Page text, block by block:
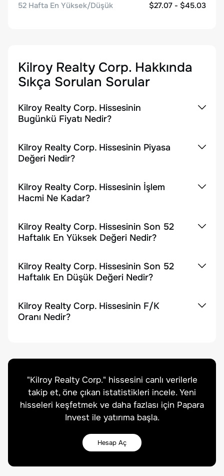
52 Hafta En Yüksek/Düşük
$27.07 - $45.03
Kilroy Realty Corp. Hakkında
Sıkça Sorulan Sorular
Kilroy Realty Corp. Hissesinin
Bugünkü Fiyatı Nedir?
Kilroy Realty Corp. Hissesinin Piyasa
Değeri Nedir?
Kilroy Realty Corp. Hissesinin İşlem
Hacmi Ne Kadar?
Kilroy Realty Corp. Hissesinin Son 52
Haftalık En Yüksek Değeri Nedir?
Kilroy Realty Corp. Hissesinin Son 52
Haftalık En Düşük Değeri Nedir?
Kilroy Realty Corp. Hissesinin F/K
Oranı Nedir?
"Kilroy Realty Corp." hissesini canlı verilerle
takip et, öne çıkan istatistikleri incele. Yeni
hisseleri keşfetmek ve daha fazlası için Papara
Invest ile yatırıma başla.
Hesap Aç